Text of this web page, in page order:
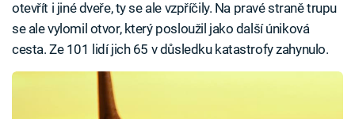
otevřít i jiné dveře, ty se ale vzpříčily. Na pravé straně trupu
se ale vylomil otvor, který posloužil jako další úniková
cesta. Ze 101 lidí jich 65 v důsledku katastrofy zahynulo.